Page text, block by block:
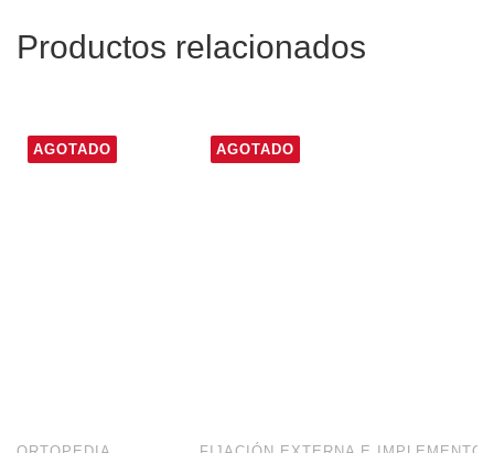
Productos relacionados
AGOTADO AGOTADO